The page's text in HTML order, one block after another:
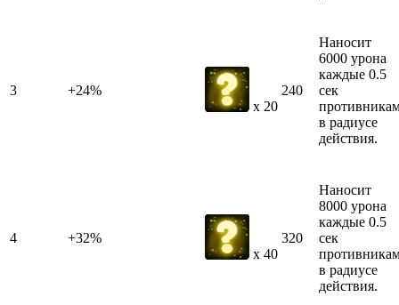
3
+24%
x 20
240
Наносит
6000 урона
каждые 0.5
сек
в радиусе
действия.
4
+32%
x 40
320
Наносит
8000 урона
каждые 0.5
сек
в радиусе
действия.